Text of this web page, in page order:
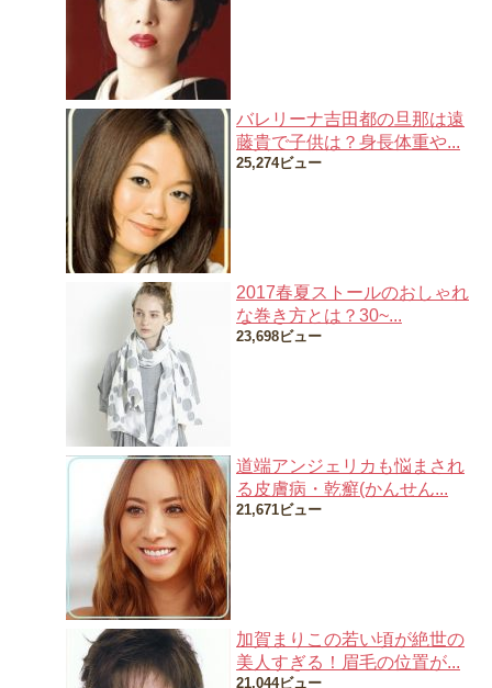
バレリーナ吉田都の旦那は遠
藤貴で子供は？身長体重や...
25,274ビュー
2017春夏ストールのおしゃれ
な巻き方とは？30~...
23,698ビュー
道端アンジェリカも悩まされ
る皮膚病・乾癬(かんせん...
21,671ビュー
加賀まりこの若い頃が絶世の
美人すぎる！眉毛の位置が...
21,044ビュー